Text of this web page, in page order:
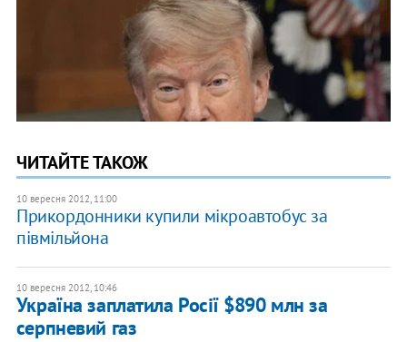
ЧИТАЙТЕ ТАКОЖ
10 вересня 2012, 11:00
Прикордонники купили мікроавтобус за
півмільйона
10 вересня 2012, 10:46
Україна заплатила Росії $890 млн за
серпневий газ